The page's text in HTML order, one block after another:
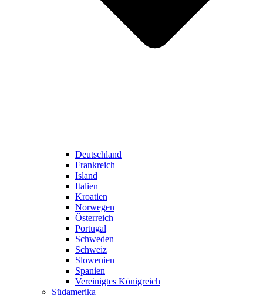
Deutschland
Frankreich
Island
Italien
Kroatien
Norwegen
Österreich
Portugal
Schweden
Schweiz
Slowenien
Spanien
Vereinigtes Königreich
Südamerika